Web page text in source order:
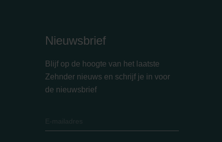
Nieuwsbrief
Blijf op de hoogte van het laatste
Zehnder nieuws en schrijf je in voor
de nieuwsbrief